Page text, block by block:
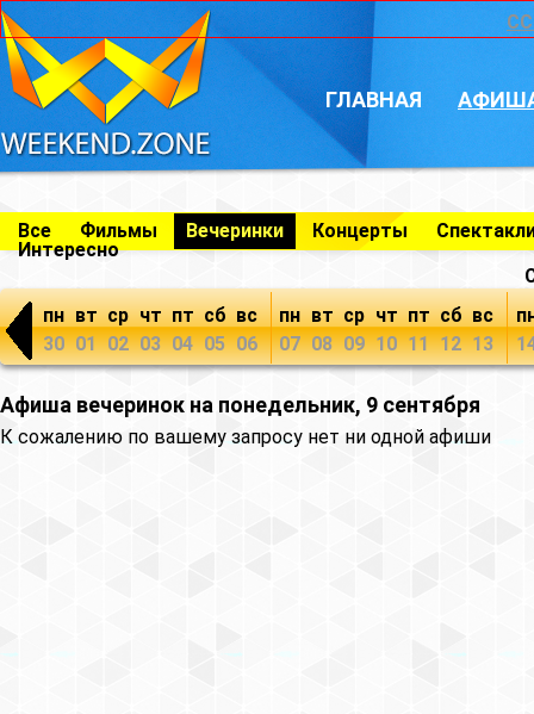
ГЛАВНАЯ
Все Фильмы Вечеринки Концерты
Интересно
пн
30
вт
01
ср
02
чт
03
пт
04
сб
05
вс
06
пн
07
вт
08
ср
09
чт
10
пт
11
сб
12
вс
13
Афиша вечеринок на понедельник, 9 сентября
К сожалению по вашему запросу нет ни одной афиши